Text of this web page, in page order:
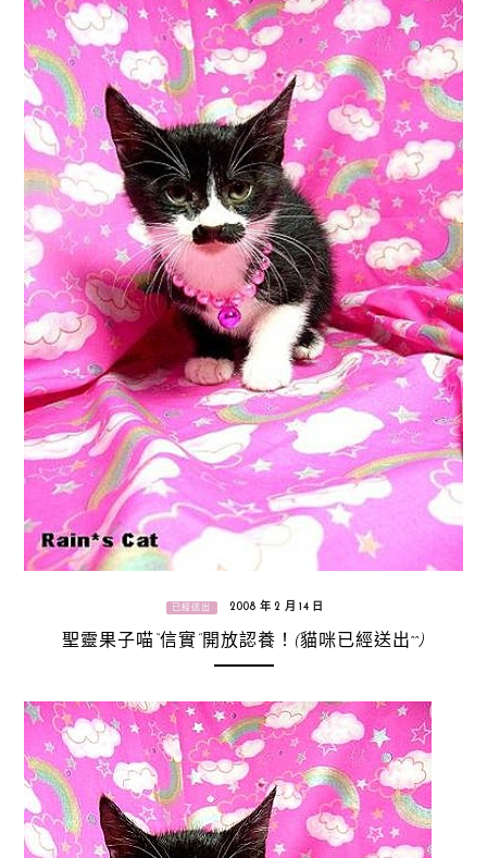
已經送出 2008 年 2 月 14 日
聖靈果子喵“信實”開放認養！(貓咪已經送出^^)